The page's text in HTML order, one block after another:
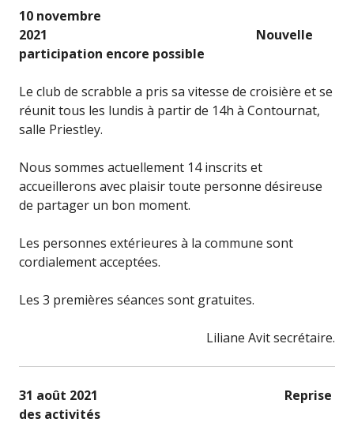
10 novembre
2021
Nouvelle
participation encore possible
Le club de scrabble a pris sa vitesse de croisière et se
réunit tous les lundis à partir de 14h à Contournat,
salle Priestley.
Nous sommes actuellement 14 inscrits et
accueillerons avec plaisir toute personne désireuse
de partager un bon moment.
Les personnes extérieures à la commune sont
cordialement acceptées.
Les 3 premières séances sont gratuites.
Liliane Avit secrétaire.
31 août 2021 Reprise
des activités